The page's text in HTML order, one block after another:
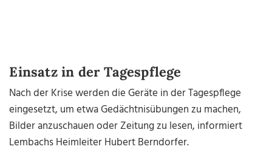
Einsatz in der Tagespflege
Nach der Krise werden die Geräte in der Tagespflege
eingesetzt, um etwa Gedächtnisübungen zu machen,
Bilder anzuschauen oder Zeitung zu lesen, informiert
Lembachs Heimleiter Hubert Berndorfer.